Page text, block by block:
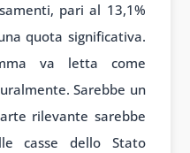
pari al 13,1%
quota significativa.
va letta come
Sarebbe un
rilevante sarebbe
casse dello Stato